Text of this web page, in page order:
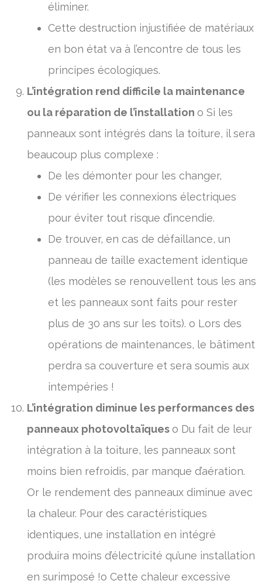
éliminer.
Cette destruction injustifiée de matériaux
en bon état va à l’encontre de tous les
principes écologiques.
L’intégration rend difficile la maintenance
ou la réparation de l’installation o Si les
panneaux sont intégrés dans la toiture, il sera
beaucoup plus complexe :
De les démonter pour les changer,
De vérifier les connexions électriques
pour éviter tout risque d’incendie.
De trouver, en cas de défaillance, un
panneau de taille exactement identique
(les modèles se renouvellent tous les ans
et les panneaux sont faits pour rester
plus de 30 ans sur les toits). o Lors des
opérations de maintenances, le bâtiment
perdra sa couverture et sera soumis aux
intempéries !
L’intégration diminue les performances des
panneaux photovoltaïques o Du fait de leur
intégration à la toiture, les panneaux sont
moins bien refroidis, par manque d’aération.
Or le rendement des panneaux diminue avec
la chaleur. Pour des caractéristiques
identiques, une installation en intégré
produira moins d’électricité qu’une installation
en surimposé !o Cette chaleur excessive